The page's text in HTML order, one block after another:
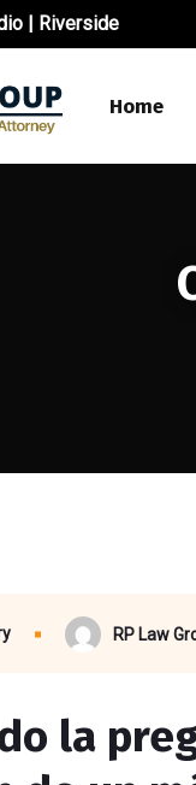
| Riverside
Home
RP Law
la